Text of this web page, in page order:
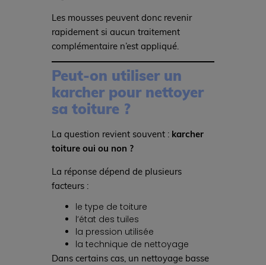
Les mousses peuvent donc revenir
rapidement si aucun traitement
complémentaire n’est appliqué.
Peut-on utiliser un
karcher pour nettoyer
sa toiture ?
La question revient souvent : karcher
toiture oui ou non ?
La réponse dépend de plusieurs
facteurs :
le type de toiture
l’état des tuiles
la pression utilisée
la technique de nettoyage
Dans certains cas, un nettoyage basse